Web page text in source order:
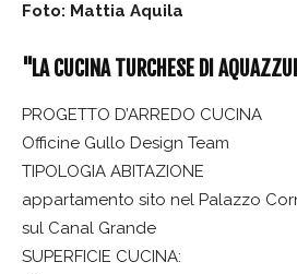
Foto: Mattia Aquila
"LA CUCINA TURCHESE DI
PROGETTO D’ARREDO CUCINA
Officine Gullo Design Team
TIPOLOGIA ABITAZIONE
appartamento sito nel Palazzo
sul Canal Grande
SUPERFICIE CUCINA: